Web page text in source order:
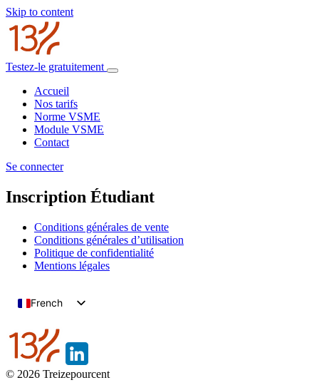
Skip to content
Testez-le gratuitement
Accueil
Nos tarifs
Norme VSME
Module VSME
Contact
Se connecter
Inscription Étudiant
Conditions générales de vente
Conditions générales d’utilisation
Politique de confidentialité
Mentions légales
French
English
© 2026 Treizepourcent